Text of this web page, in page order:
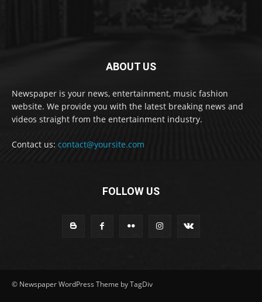
ABOUT US
Newspaper is your news, entertainment, music fashion
website. We provide you with the latest breaking news and
videos straight from the entertainment industry.
Contact us: contact@yoursite.com
FOLLOW US
© Newspaper WordPress Theme by TagDiv